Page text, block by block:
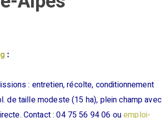
:
: entretien, récolte, conditionnement
de taille modeste (15 ha), plein champ avec
Contact : 04 75 56 94 06 ouemploi-